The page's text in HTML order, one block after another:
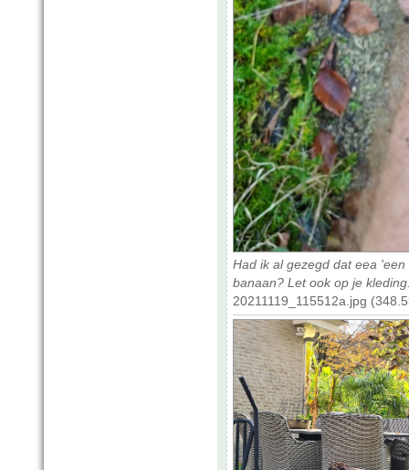
Had ik al gezegd dat eea
banaan? Let ook op je
20211119_115512a.jpg